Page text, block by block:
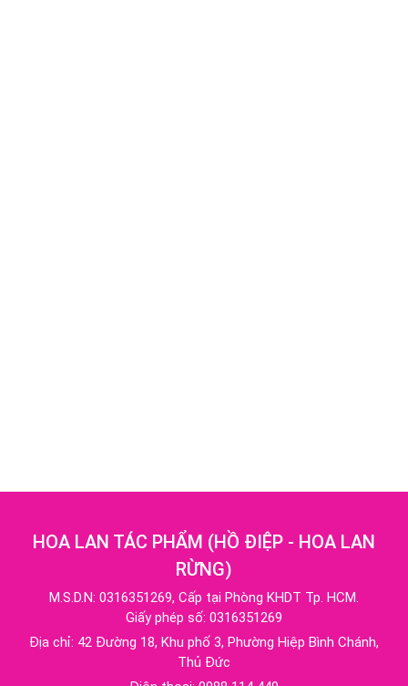
HOA LAN TÁC PHẨM (HỒ ĐIỆP - HOA LAN
RỪNG)
M.S.D.N: 0316351269, Cấp tại Phòng KHDT Tp. HCM.
Giấy phép số: 0316351269
Địa chỉ: 42 Đường 18, Khu phố 3, Phường Hiệp Bình Chánh,
Thủ Đức